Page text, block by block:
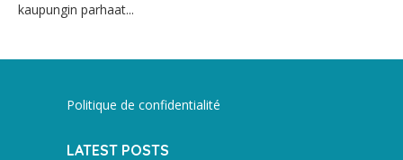
kaupungin parhaat...
Politique de confidentialité
LATEST POSTS